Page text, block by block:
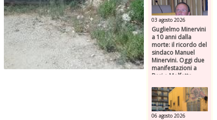
03 agosto 2026
Guglielmo Minervini
a 10 anni dalla
morte: il ricordo del
sindaco Manuel
Minervini. Oggi due
manifestazioni a
Bari e Molfetta
06 agosto 2026